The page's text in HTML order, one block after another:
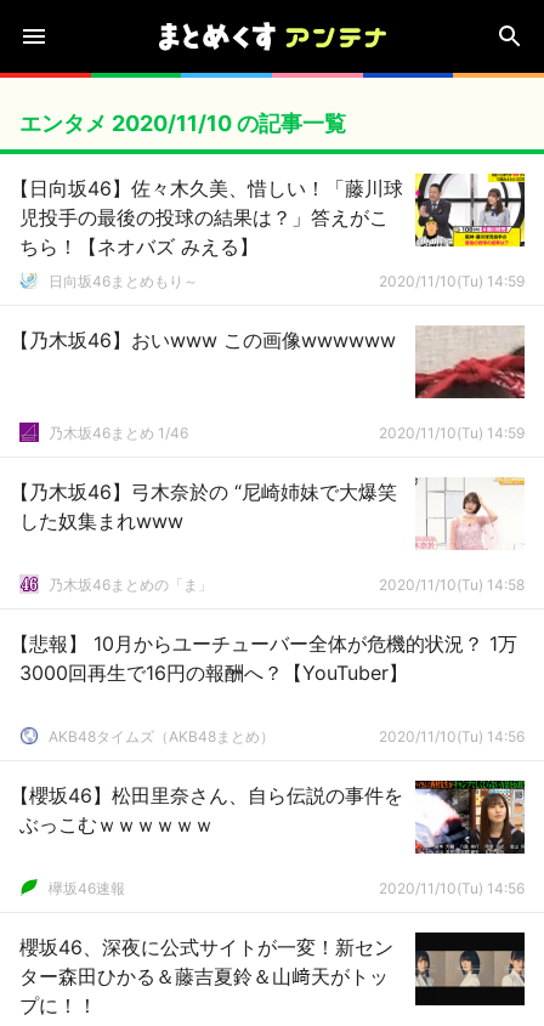
エンタメ 2020/11/10 の記事一覧
【日向坂46】佐々木久美、惜しい！「藤川球
児投手の最後の投球の結果は？」答えがこ
ちら！【ネオバズ みえる】
日向坂46まとめもり～ 2020/11/10(Tu) 14:59
【乃木坂46】おいwww この画像wwwwww
乃木坂46まとめ 1/46 2020/11/10(Tu) 14:59
【乃木坂46】弓木奈於の “尼崎姉妹で大爆笑
した奴集まれwww
乃木坂46まとめの「ま」 2020/11/10(Tu) 14:58
【悲報】 10月からユーチューバー全体が危機的状況？ 1万
3000回再生で16円の報酬へ？【YouTuber】
AKB48タイムズ（AKB48まとめ） 2020/11/10(Tu) 14:56
【櫻坂46】松田里奈さん、自ら伝説の事件を
ぶっこむｗｗｗｗｗｗ
欅坂46速報 2020/11/10(Tu) 14:56
櫻坂46、深夜に公式サイトが一変！新セン
ター森田ひかる＆藤吉夏鈴＆山﨑天がトッ
プに！！